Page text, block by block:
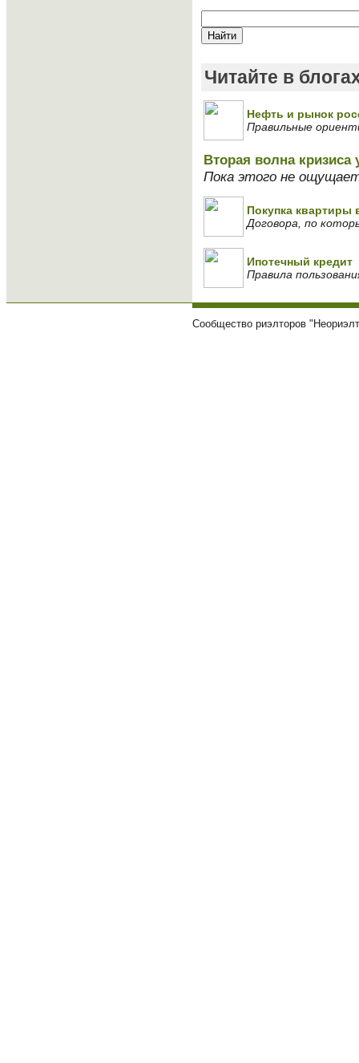
Читайте в
Нефть и рынок
Правильные
Вторая волна кризиса
Пока этого не
Покупка квартиры
Договора, по
Ипотечный кредит
Правила
Сообщество риэлторов